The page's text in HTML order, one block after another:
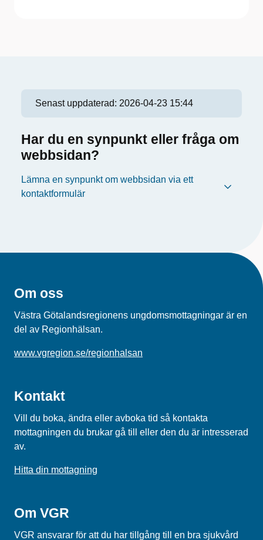
Senast uppdaterad: 2026-04-23 15:44
Har du en synpunkt eller fråga om
webbsidan?
Lämna en synpunkt om webbsidan via ett
kontaktformulär
Om oss
Västra Götalandsregionens ungdomsmottagningar är en
del av Regionhälsan.
www.vgregion.se/regionhalsan
Kontakt
Vill du boka, ändra eller avboka tid så kontakta
mottagningen du brukar gå till eller den du är intresserad
av.
Hitta din mottagning
Om VGR
VGR ansvarar för att du har tillgång till en bra sjukvård